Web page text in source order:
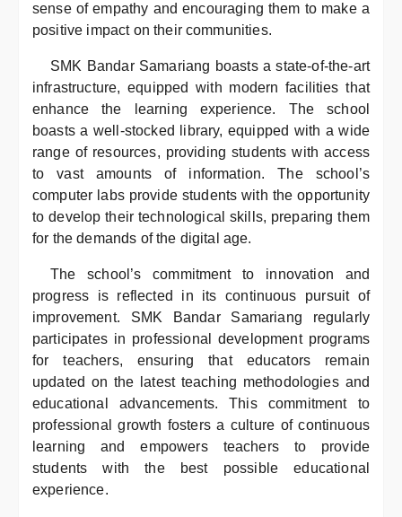
sense of empathy and encouraging them to make a
positive impact on their communities.
SMK Bandar Samariang boasts a state-of-the-art
infrastructure, equipped with modern facilities that
enhance the learning experience. The school
boasts a well-stocked library, equipped with a wide
range of resources, providing students with access
to vast amounts of information. The school’s
computer labs provide students with the opportunity
to develop their technological skills, preparing them
for the demands of the digital age.
The school’s commitment to innovation and
progress is reflected in its continuous pursuit of
improvement. SMK Bandar Samariang regularly
participates in professional development programs
for teachers, ensuring that educators remain
updated on the latest teaching methodologies and
educational advancements. This commitment to
professional growth fosters a culture of continuous
learning and empowers teachers to provide
students with the best possible educational
experience.